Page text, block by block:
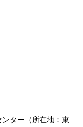
ター（所在地：東